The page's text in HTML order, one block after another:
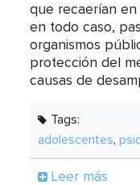
que recaerían
en todo caso,
organismos
protección del
causas de
Tags:
adolescentes,
Leer más